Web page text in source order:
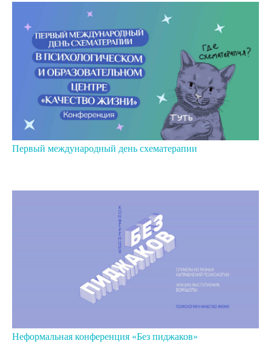
Первый международный день схематерапии
Неформальная конференция «Без пиджаков»